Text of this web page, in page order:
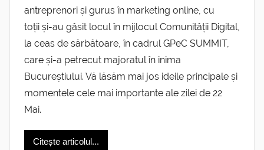
antreprenori și gurus în marketing online, cu
toții și-au găsit locul în mijlocul Comunității Digital,
la ceas de sărbătoare, în cadrul GPeC SUMMIT,
care și-a petrecut majoratul în inima
Bucureștiului. Vă lăsăm mai jos ideile principale și
momentele cele mai importante ale zilei de 22
Mai.
Citește articolul...